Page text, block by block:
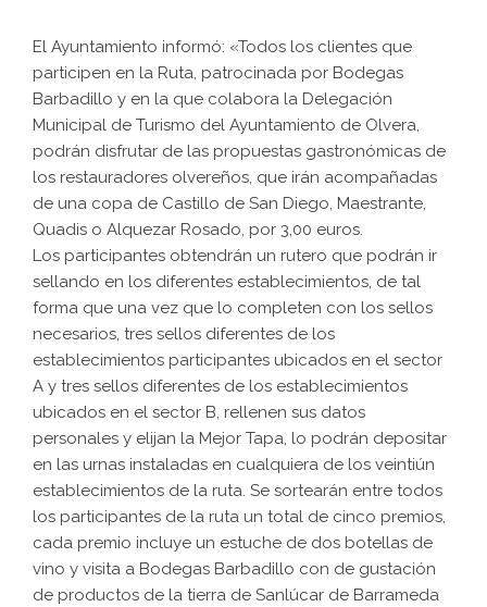
El Ayuntamiento informó: «Todos los clientes que
participen en la Ruta, patrocinada por Bodegas
Barbadillo y en la que colabora la Delegación
Municipal de Turismo del Ayuntamiento de Olvera,
podrán disfrutar de las propuestas gastronómicas de
los restauradores olvereños, que irán acompañadas
de una copa de Castillo de San Diego, Maestrante,
Quadis o Alquezar Rosado, por 3,00 euros.
Los participantes obtendrán un rutero que podrán ir
sellando en los diferentes establecimientos, de tal
forma que una vez que lo completen con los sellos
necesarios, tres sellos diferentes de los
establecimientos participantes ubicados en el sector
A y tres sellos diferentes de los establecimientos
ubicados en el sector B, rellenen sus datos
personales y elijan la Mejor Tapa, lo podrán depositar
en las urnas instaladas en cualquiera de los veintiún
establecimientos de la ruta. Se sortearán entre todos
los participantes de la ruta un total de cinco premios,
cada premio incluye un estuche de dos botellas de
vino y visita a Bodegas Barbadillo con de gustación
de productos de la tierra de Sanlúcar de Barrameda